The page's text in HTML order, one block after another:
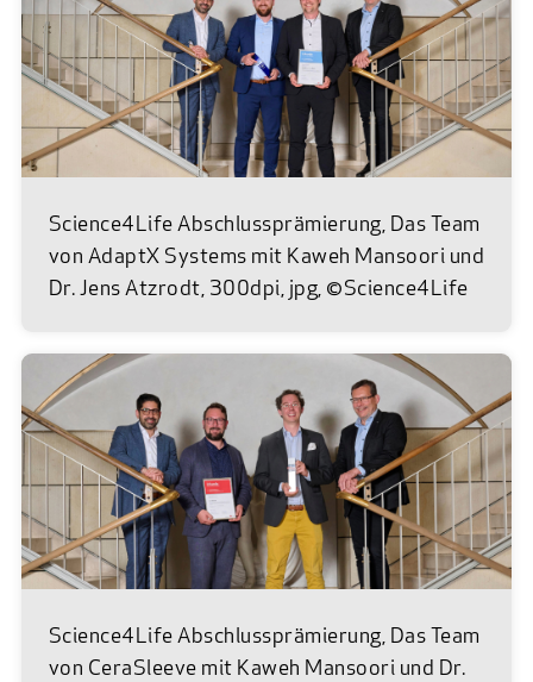
Impulsreferate : "Die größten Hürden bei der
Firmengründung - Erfahrungsbericht eines
Biotech Start-ups" Jan Wolff, humatrix
Aktiengesellschaft "Gewerbliche
Schutzrechte und deren Verwertung" Dr.
Joachim Ackermann, Ackermann
Organisationsstruktur & Management in
Start-up Unternehmen" Dr. Renate Bida-
Winter, Provadis Partner für Bildung &
ist die richtige?" Dr. Martin Bouchon, Hölters
& Elsing Rechtsanwälte Vorschau:
Gründerseminare finden auch statt: 14.11.02
in Gießen; 21.11.02 in Marburg; 28.11.02 in
Darmstadt
Science4Life Abschlussprämierung, Das Team
von AdaptX Systems mit Kaweh Mansoori und
Dr. Jens Atzrodt, 300dpi, jpg, ©Science4Life
Science4Life Abschlussprämierung, Das Team
von CeraSleeve mit Kaweh Mansoori und Dr.